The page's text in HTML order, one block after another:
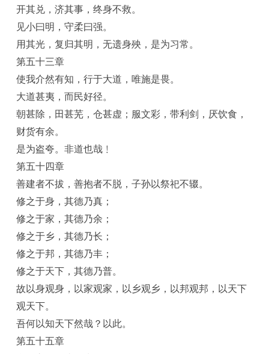
开其兑，济其事，终身不救。
见小曰明，守柔曰强。
用其光，复归其明，无遗身殃，是为习常。
第五十三章
使我介然有知，行于大道，唯施是畏。
大道甚夷，而民好径。
朝甚除，田甚芜，仓甚虚；服文彩，带利剑，厌饮食，
财货有余。
是为盗夸。非道也哉﹗
第五十四章
善建者不拔，善抱者不脱，子孙以祭祀不辍。
修之于身，其德乃真；
修之于家，其德乃余；
修之于乡，其德乃长；
修之于邦，其德乃丰；
修之于天下，其德乃普。
故以身观身，以家观家，以乡观乡，以邦观邦，以天下
观天下。
吾何以知天下然哉？以此。
第五十五章